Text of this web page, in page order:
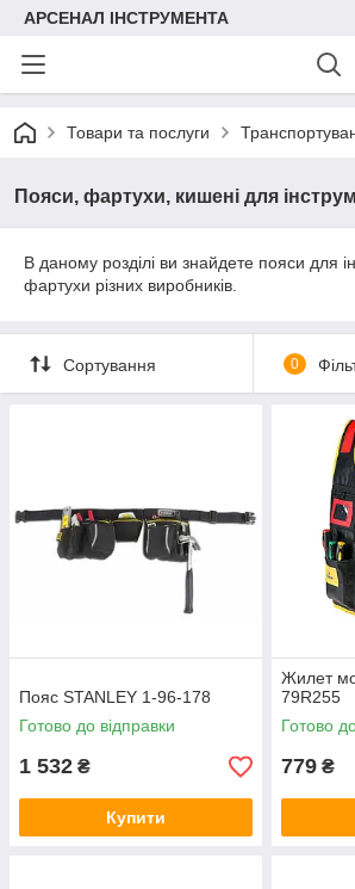
АРСЕНАЛ ІНСТРУМЕНТА
Товари та послуги
Пояси, фартухи, кишені для
В даному розділі ви знайдете пояси для
фартухи різних виробників.
Сортування 0
Пояс STANLEY 1-96-178
Готово до відправки
1 532 ₴
Купити
Жилет
79R255
Готово
779 ₴